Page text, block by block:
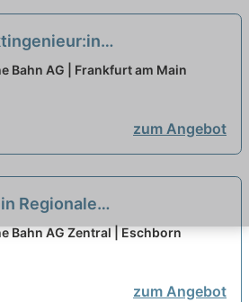
und Konstruktiver
Bahn AG | Frankfurt am Main
zum Angebot
Regionale
Mitte neu
Bahn AG Zentral | Eschborn
zum Angebot